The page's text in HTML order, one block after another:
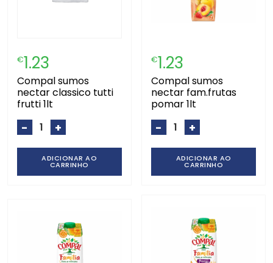
€1.23
compal sumos
nectar classico tutti
frutti 1lt
- +
ADICIONAR AO
CARRINHO
€1.23
compal sumos
nectar fam.frutas
pomar 1lt
- +
ADICIONAR AO
CARRINHO